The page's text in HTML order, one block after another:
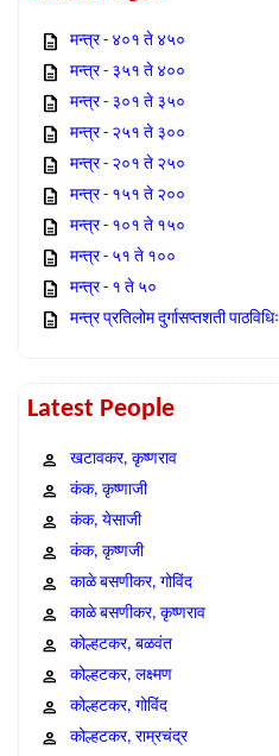
मन्त्र - ४०१ ते ४५०
मन्त्र - ३५१ ते ४००
मन्त्र - ३०१ ते ३५०
मन्त्र - २५१ ते ३००
मन्त्र - २०१ ते २५०
मन्त्र - १५१ ते २००
मन्त्र - १०१ ते १५०
मन्त्र - ५१ ते १००
मन्त्र - १ ते ५०
मन्त्र प्रतिलोम दुर्गासप्तशती पाठविधिः
Latest People
खटावकर, कृष्णराव
कंक, कृष्णाजी
कंक, येसाजी
कंक, कृष्णजी
काळे बसणीकर, गोविंद
काळे बसणीकर, कृष्णराव
कोल्हटकर, बळवंत
कोल्हटकर, लक्ष्मण
कोल्हटकर, गोविंद
कोल्हटकर, राम्रचंद्र